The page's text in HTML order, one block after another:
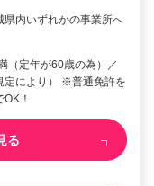
内いずれかの事業所へ
（定年が60歳の為）／
定により） ※普通免許を
！
る